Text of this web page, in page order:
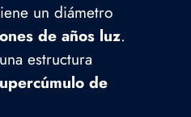
un diámetro
de años luz.
estructura
de